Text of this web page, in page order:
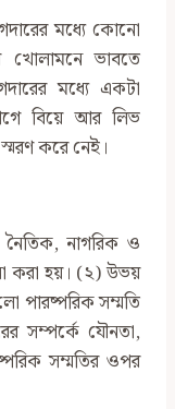
মধ্যে কোনো
খোলামনে ভাবতে
মধ্যে একটা
বিয়ে আর লিভ
করে নেই।
নাগরিক ও
করা হয়। (২) উভয়
পারষ্পরিক সম্মতি
সম্পর্কে যৌনতা,
সম্মতির ওপর